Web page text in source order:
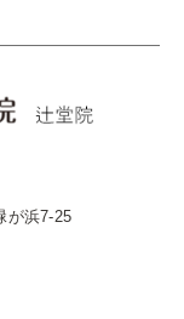
が浜7-25